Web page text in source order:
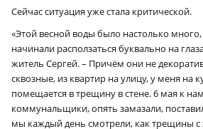
Сейчас ситуация уже стала критической.
«Этой весной воды было настолько
начинали расползаться буквально на
житель Сергей. – Причём они не
сквозные, из квартир на улицу, у меня на
помещается в трещину в стене. 6 мая к
коммунальщики, опять замазали,
мы каждый день смотрели, как трещины